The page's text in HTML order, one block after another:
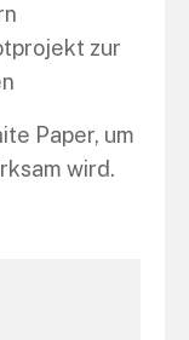
zur
Paper, um
wird.